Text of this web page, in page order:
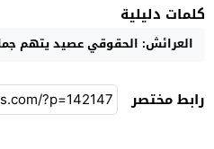
كلمات دليلية
العرائش: الحقوقي عصيد يتهم
رابط مختصر